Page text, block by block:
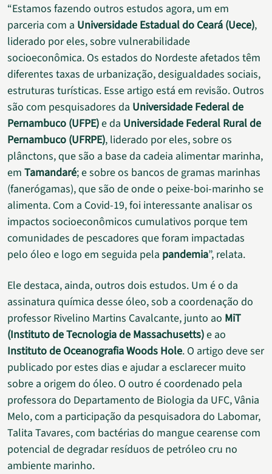
“Estamos fazendo outros estudos agora, um em
parceria com a Universidade Estadual do Ceará (Uece),
liderado por eles, sobre vulnerabilidade
socioeconômica. Os estados do Nordeste afetados têm
diferentes taxas de urbanização, desigualdades sociais,
estruturas turísticas. Esse artigo está em revisão. Outros
são com pesquisadores da Universidade Federal de
Pernambuco (UFPE)e da Universidade Federal Rural de
Pernambuco (UFRPE), liderado por eles, sobre os
plânctons, que são a base da cadeia alimentar marinha,
em Tamandaré; e sobre os bancos de gramas marinhas
(fanerógamas), que são de onde o peixe-boi-marinho se
alimenta. Com a Covid-19, foi interessante analisar os
impactos socioeconômicos cumulativos porque tem
comunidades de pescadores que foram impactadas
pelo óleo e logo em seguida pela pandemia”, relata.
Ele destaca, ainda, outros dois estudos. Um é o da
assinatura química desse óleo, sob a coordenação do
professor Rivelino Martins Cavalcante, junto ao MiT
(Instituto de Tecnologia de Massachusetts)e ao
Instituto de Oceanografia Woods Hole. O artigo deve ser
publicado por estes dias e ajudar a esclarecer muito
sobre a origem do óleo. O outro é coordenado pela
professora do Departamento de Biologia da UFC, Vânia
Melo, com a participação da pesquisadora do Labomar,
Talita Tavares, com bactérias do mangue cearense com
potencial de degradar resíduos de petróleo cru no
ambiente marinho.